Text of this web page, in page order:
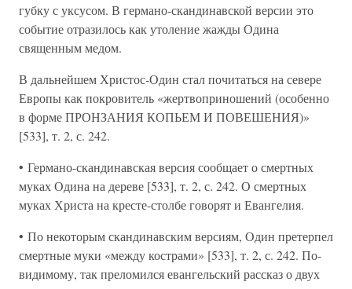
губку с уксусом. В германо-скандинавской версии это
событие отразилось как утоление жажды Одина
священным медом.
В дальнейшем Христос-Один стал почитаться на севере
Европы как покровитель «жертвоприношений (особенно
в форме ПРОНЗАНИЯ КОПЬЕМ И ПОВЕШЕНИЯ)»
[533], т. 2, с. 242.
• Германо-скандинавская версия сообщает о смертных
муках Одина на дереве [533], т. 2, с. 242. О смертных
муках Христа на кресте-столбе говорят и Евангелия.
• По некоторым скандинавским версиям, Один претерпел
смертные муки «между кострами» [533], т. 2, с. 242. По-
видимому, так преломился евангельский рассказ о двух